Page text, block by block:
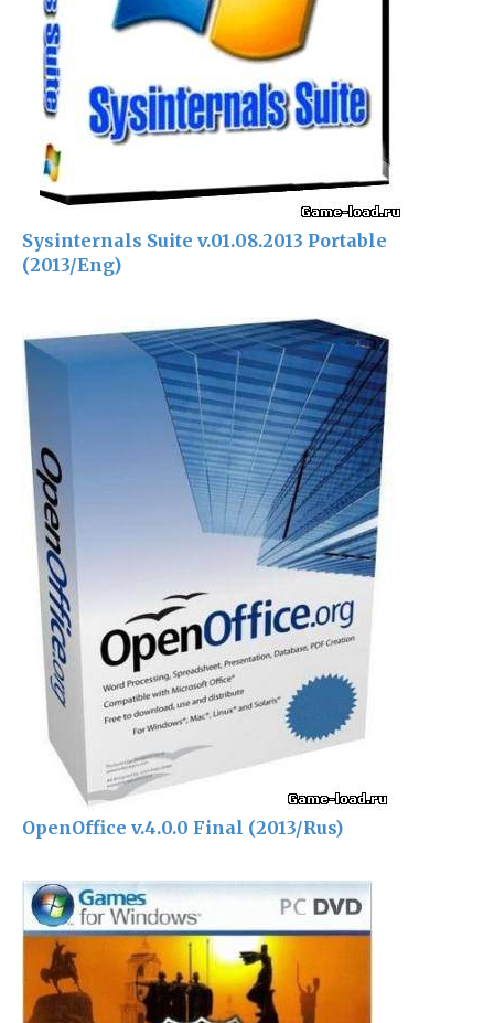
Sysinternals Suite v.01.08.2013 Portable
(2013/Eng)
OpenOffice v.4.0.0 Final (2013/Rus)